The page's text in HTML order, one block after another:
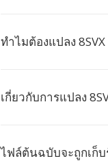
ทำไมต้องแปลง 8SVX
เกี่ยวกับการแปลง
ไฟล์ต้นฉบับจะถูกเก็บ